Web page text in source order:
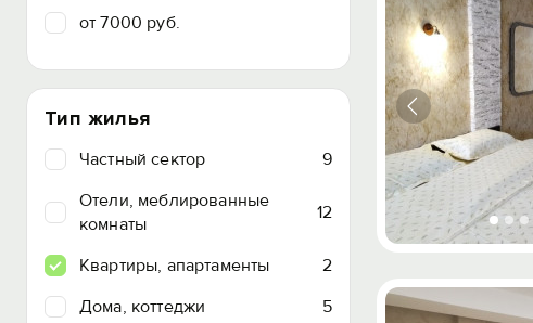
от 7000 руб.
Тип жилья
Частный сектор
9
Отели, меблированные
комнаты
12
Квартиры, апартаменты
2
Дома, коттеджи
5